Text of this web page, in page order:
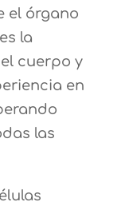
el órgano
la
cuerpo y
en
las